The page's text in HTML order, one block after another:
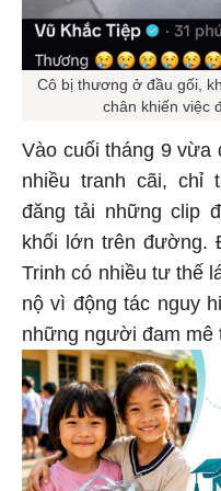
Cô bị thương ở đầu gối,
chân khiến việc
Vào cuối tháng 9 vừa
nhiều tranh cãi, chỉ
đăng tải những clip
khối lớn trên đường.
Trinh có nhiều tư thế
nộ vì động tác nguy
những người đam mê